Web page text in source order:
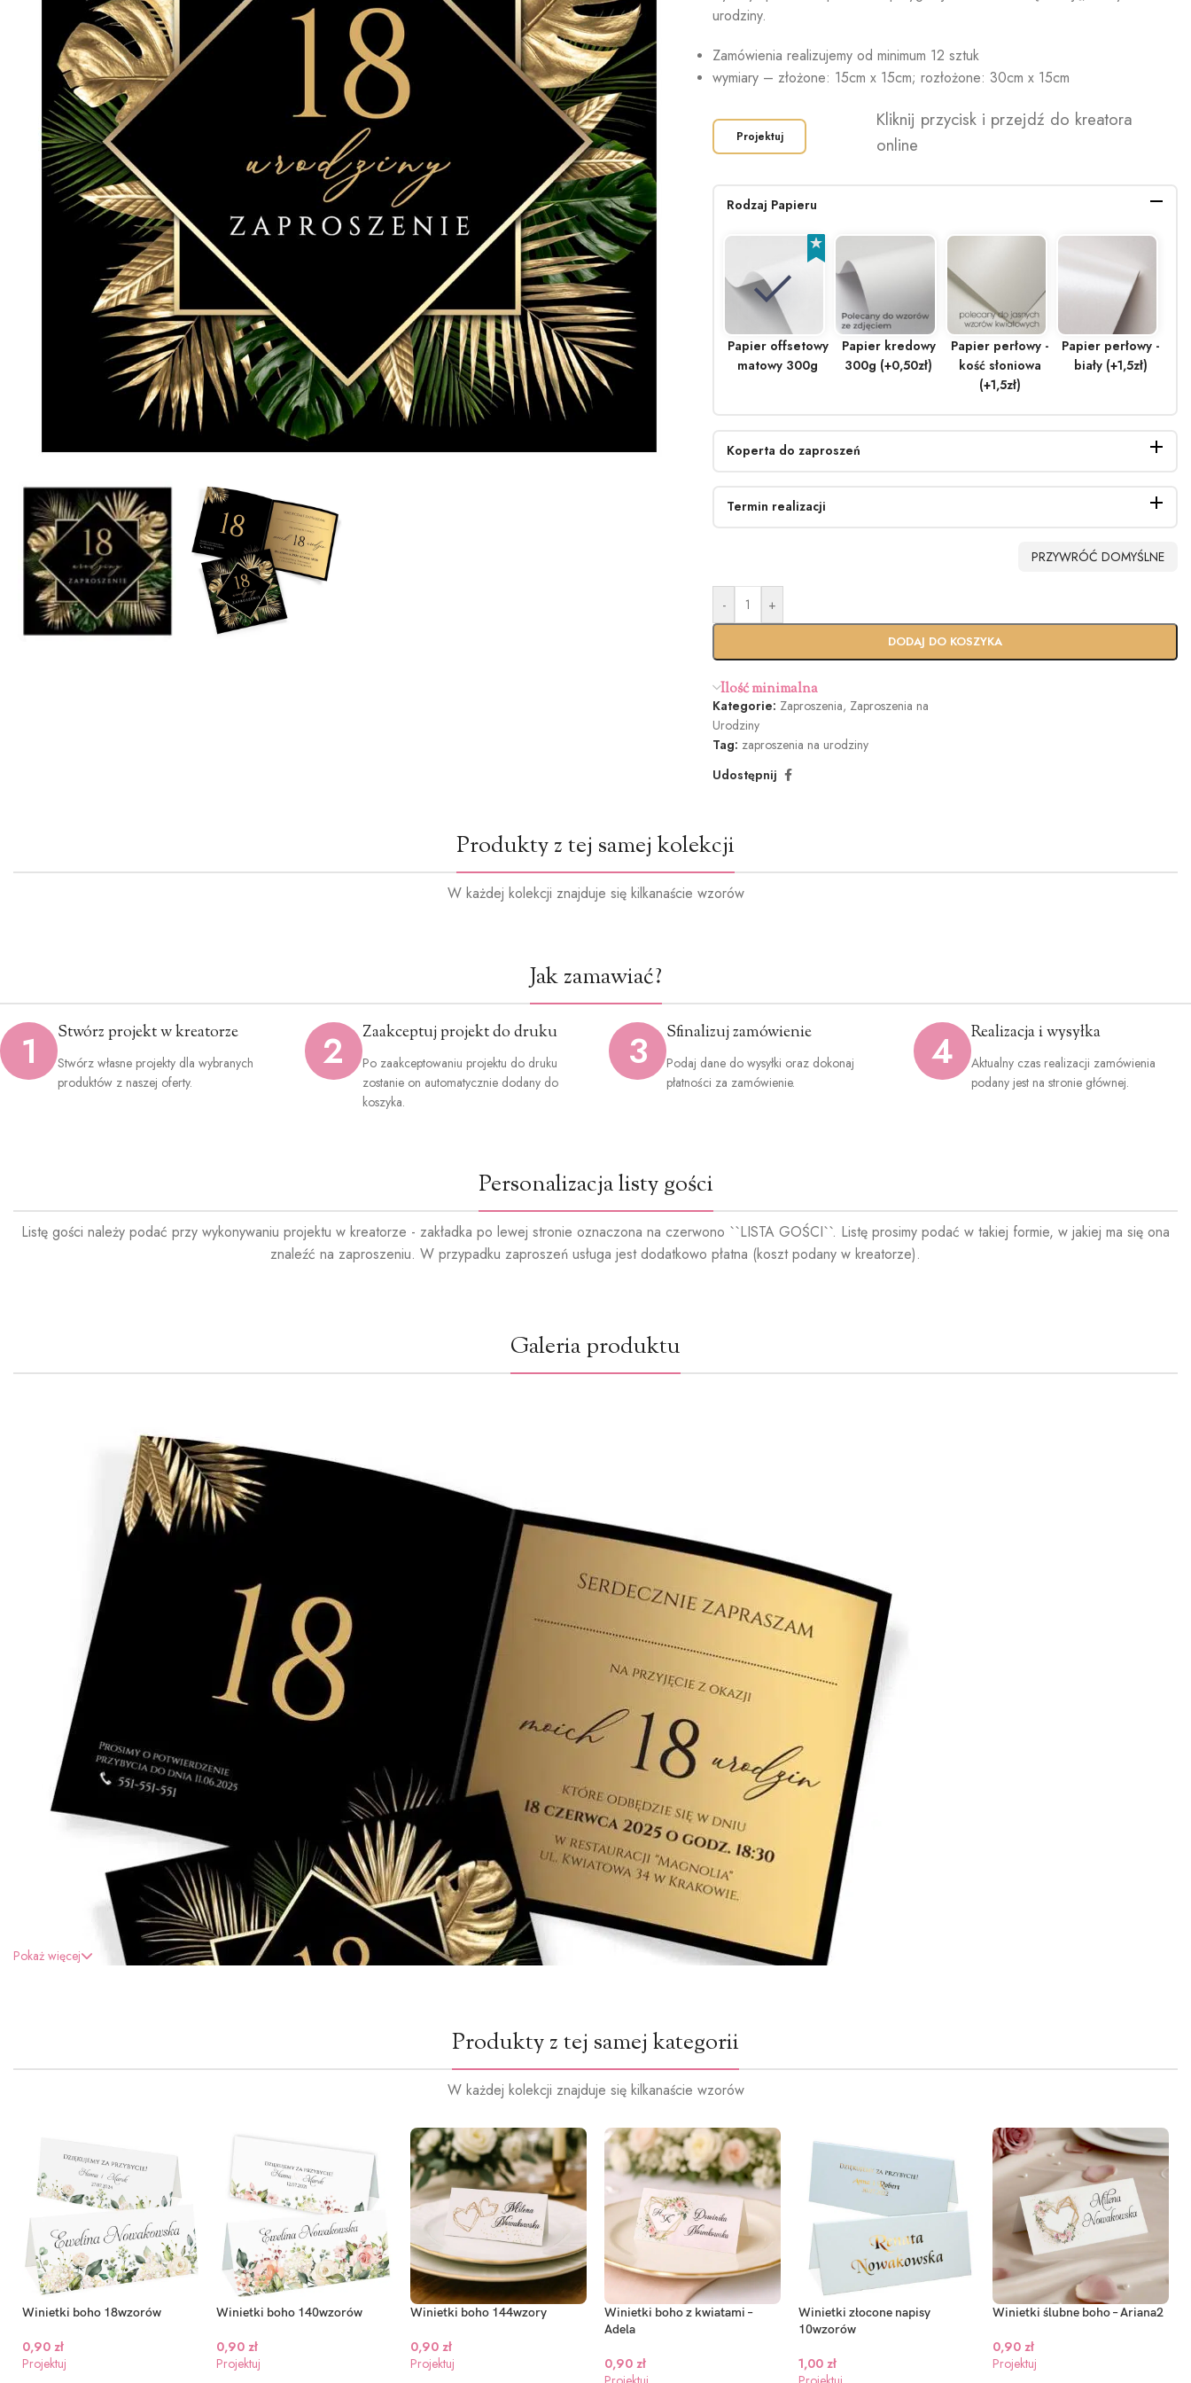
urodziny.
Zamówienia realizujemy od minimum 12 sztuk
wymiary – złożone: 15cm x 15cm; rozłożone: 30cm x 15cm
Projektuj
Kliknij przycisk i przejdź do kreatora
online
Rodzaj Papieru
Papier offsetowy
matowy 300g
Papier kredowy
300g (+0,50zł)
Papier perłowy -
kość słoniowa
(+1,5zł)
Papier perłowy -
biały (+1,5zł)
Koperta do zaproszeń
Bez koperty
Butelkowa
Zieleń (+1.2zł)
Jasny róż (+1.2zł)
Ciemny
niebieski (+1.2zł)
Ciemny granat
Jasno zielony
(+1.2zł)
Termin realizacji
termin
Usługa Ekspres
(+100zł)
PRZYWRÓĆ DOMYŚLNE
- +
DODAJ DO KOSZYKA
Ilość minimalna
Kategorie: Zaproszenia, Zaproszenia na
Urodziny
Tag: zaproszenia na urodziny
Udostępnij
Produkty z tej samej kolekcji
W każdej kolekcji znajduje się kilkanaście wzorów
Jak zamawiać?
1 Stwórz projekt w kreatorze
Stwórz własne projekty dla wybranych
produktów z naszej oferty.
2 Zaakceptuj projekt do druku
Po zaakceptowaniu projektu do druku
zostanie on automatycznie dodany do
koszyka.
3 Sfinalizuj zamówienie
Podaj dane do wysyłki oraz dokonaj
płatności za zamówienie.
4 Realizacja i wysyłka
Aktualny czas realizacji zamówienia
podany jest na stronie głównej.
Personalizacja listy gości
Listę gości należy podać przy wykonywaniu projektu w kreatorze - zakładka po lewej stronie oznaczona na czerwono ``LISTA GOŚCI``. Listę prosimy podać w takiej formie, w jakiej ma się ona
znaleźć na zaproszeniu. W przypadku zaproszeń usługa jest dodatkowo płatna (koszt podany w kreatorze).
Galeria produktu
Pokaż więcej
Produkty z tej samej kategorii
W każdej kolekcji znajduje się kilkanaście wzorów
Winietki boho 18wzorów
0,90 zł
Projektuj
Winietki boho 140wzorów
0,90 zł
Projektuj
Winietki boho 144wzory
0,90 zł
Projektuj
Winietki boho z kwiatami –
Adela
0,90 zł
Winietki złocone napisy
10wzorów
1,00 zł
Winietki ślubne boho – Ariana2
0,90 zł
Projektuj